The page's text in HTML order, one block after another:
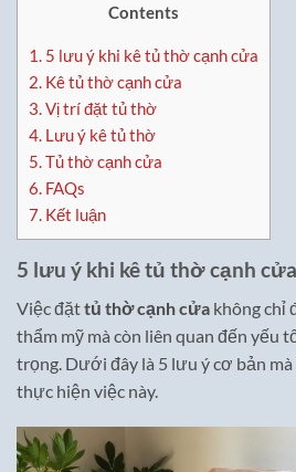
Contents
1. 5 lưu ý khi kê tủ thờ cạnh cửa
2. Kê tủ thờ cạnh cửa
3.Vị trí đặt tủ thờ
4. Lưu ý kê tủ thờ
5.Tủ thờ cạnh cửa
6. FAQs
7. Kết luận
5 lưu ý khi kê tủ thờ cạnh cửa
Việc đặttủ thờ cạnh cửa không chỉ
thẩm mỹ mà còn liên quan đến yếu
trọng. Dưới đây là 5 lưu ý cơ bản
thực hiện việc này.